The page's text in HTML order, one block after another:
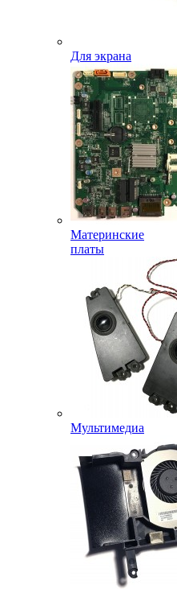
Для экрана
Материнские
платы
Мультимедиа